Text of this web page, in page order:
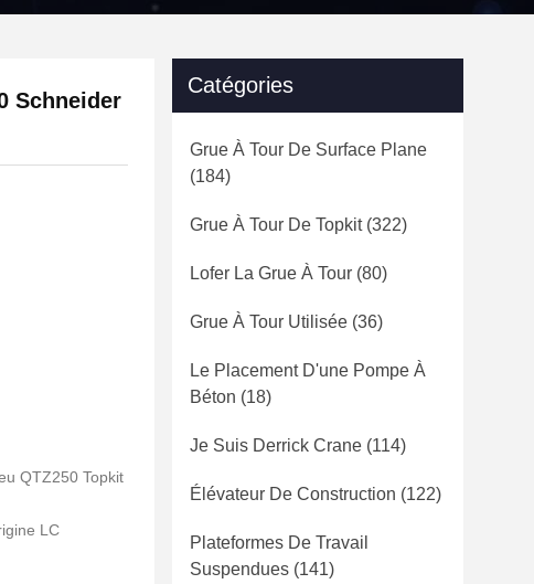
Schneider
QTZ250 Topkit
LC
Catégories
Grue À Tour De Surface Plane
(184)
Grue À Tour De Topkit(322)
Lofer La Grue À Tour (80)
Grue À Tour Utilisée (36)
Le Placement D'une Pompe À
Béton (18)
Je Suis Derrick Crane (114)
Élévateur De Construction (122)
Plateformes De Travail
Suspendues (141)